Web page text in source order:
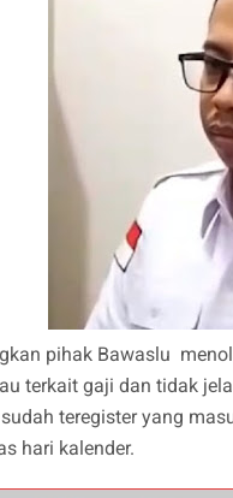
pihak Bawaslu
terkait gaji dan tidak
teregister yang
hari kalender.